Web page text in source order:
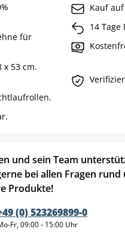
für
x 53 cm.
Kauf
14 Tage
und sein Team
bei allen Fragen rund
Produkte!
(0) 523269899-0
Fr, 09:00 - 15:00 Uhr